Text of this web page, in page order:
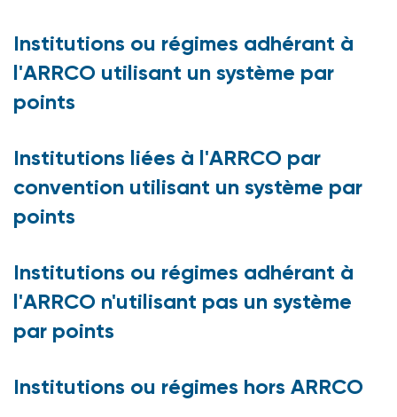
Institutions ou régimes adhérant à
l'ARRCO utilisant un système par
points
Institutions liées à l'ARRCO par
convention utilisant un système par
points
Institutions ou régimes adhérant à
l'ARRCO n'utilisant pas un système
par points
Institutions ou régimes hors ARRCO